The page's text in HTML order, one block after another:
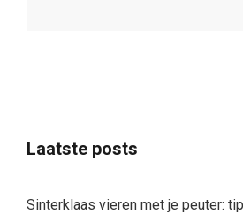
Laatste posts
Sinterklaas vieren met je peuter: